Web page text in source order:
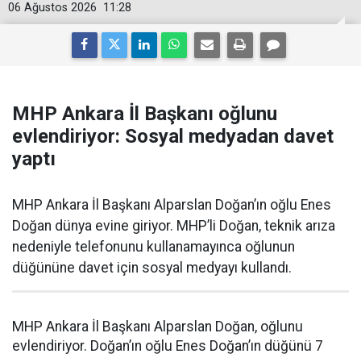
11:28
06 Ağustos 2026
MHP Ankara İl Başkanı oğlunu
evlendiriyor: Sosyal medyadan davet
yaptı
MHP Ankara İl Başkanı Alparslan Doğan’ın oğlu Enes
Doğan dünya evine giriyor. MHP’li Doğan, teknik arıza
nedeniyle telefonunu kullanamayınca oğlunun
düğününe davet için sosyal medyayı kullandı.
MHP Ankara İl Başkanı Alparslan Doğan, oğlunu
evlendiriyor. Doğan’ın oğlu Enes Doğan’ın düğünü 7